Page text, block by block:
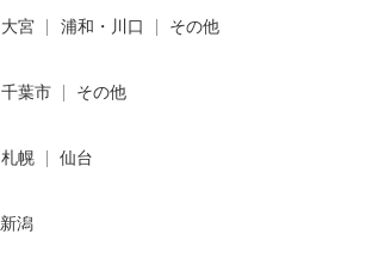
大宮 浦和・川口 その他
千葉市 その他
札幌 仙台
新潟